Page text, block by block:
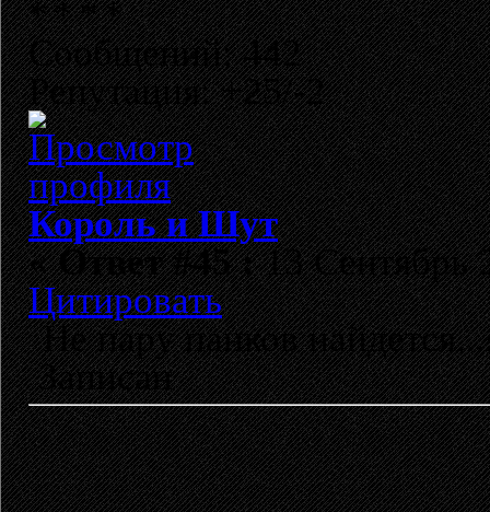
Сообщений: 442
Репутация: +25/-2
Король и Шут
«Ответ #45 :13 Сентябрь
Цитировать
Не пару панков
Записан